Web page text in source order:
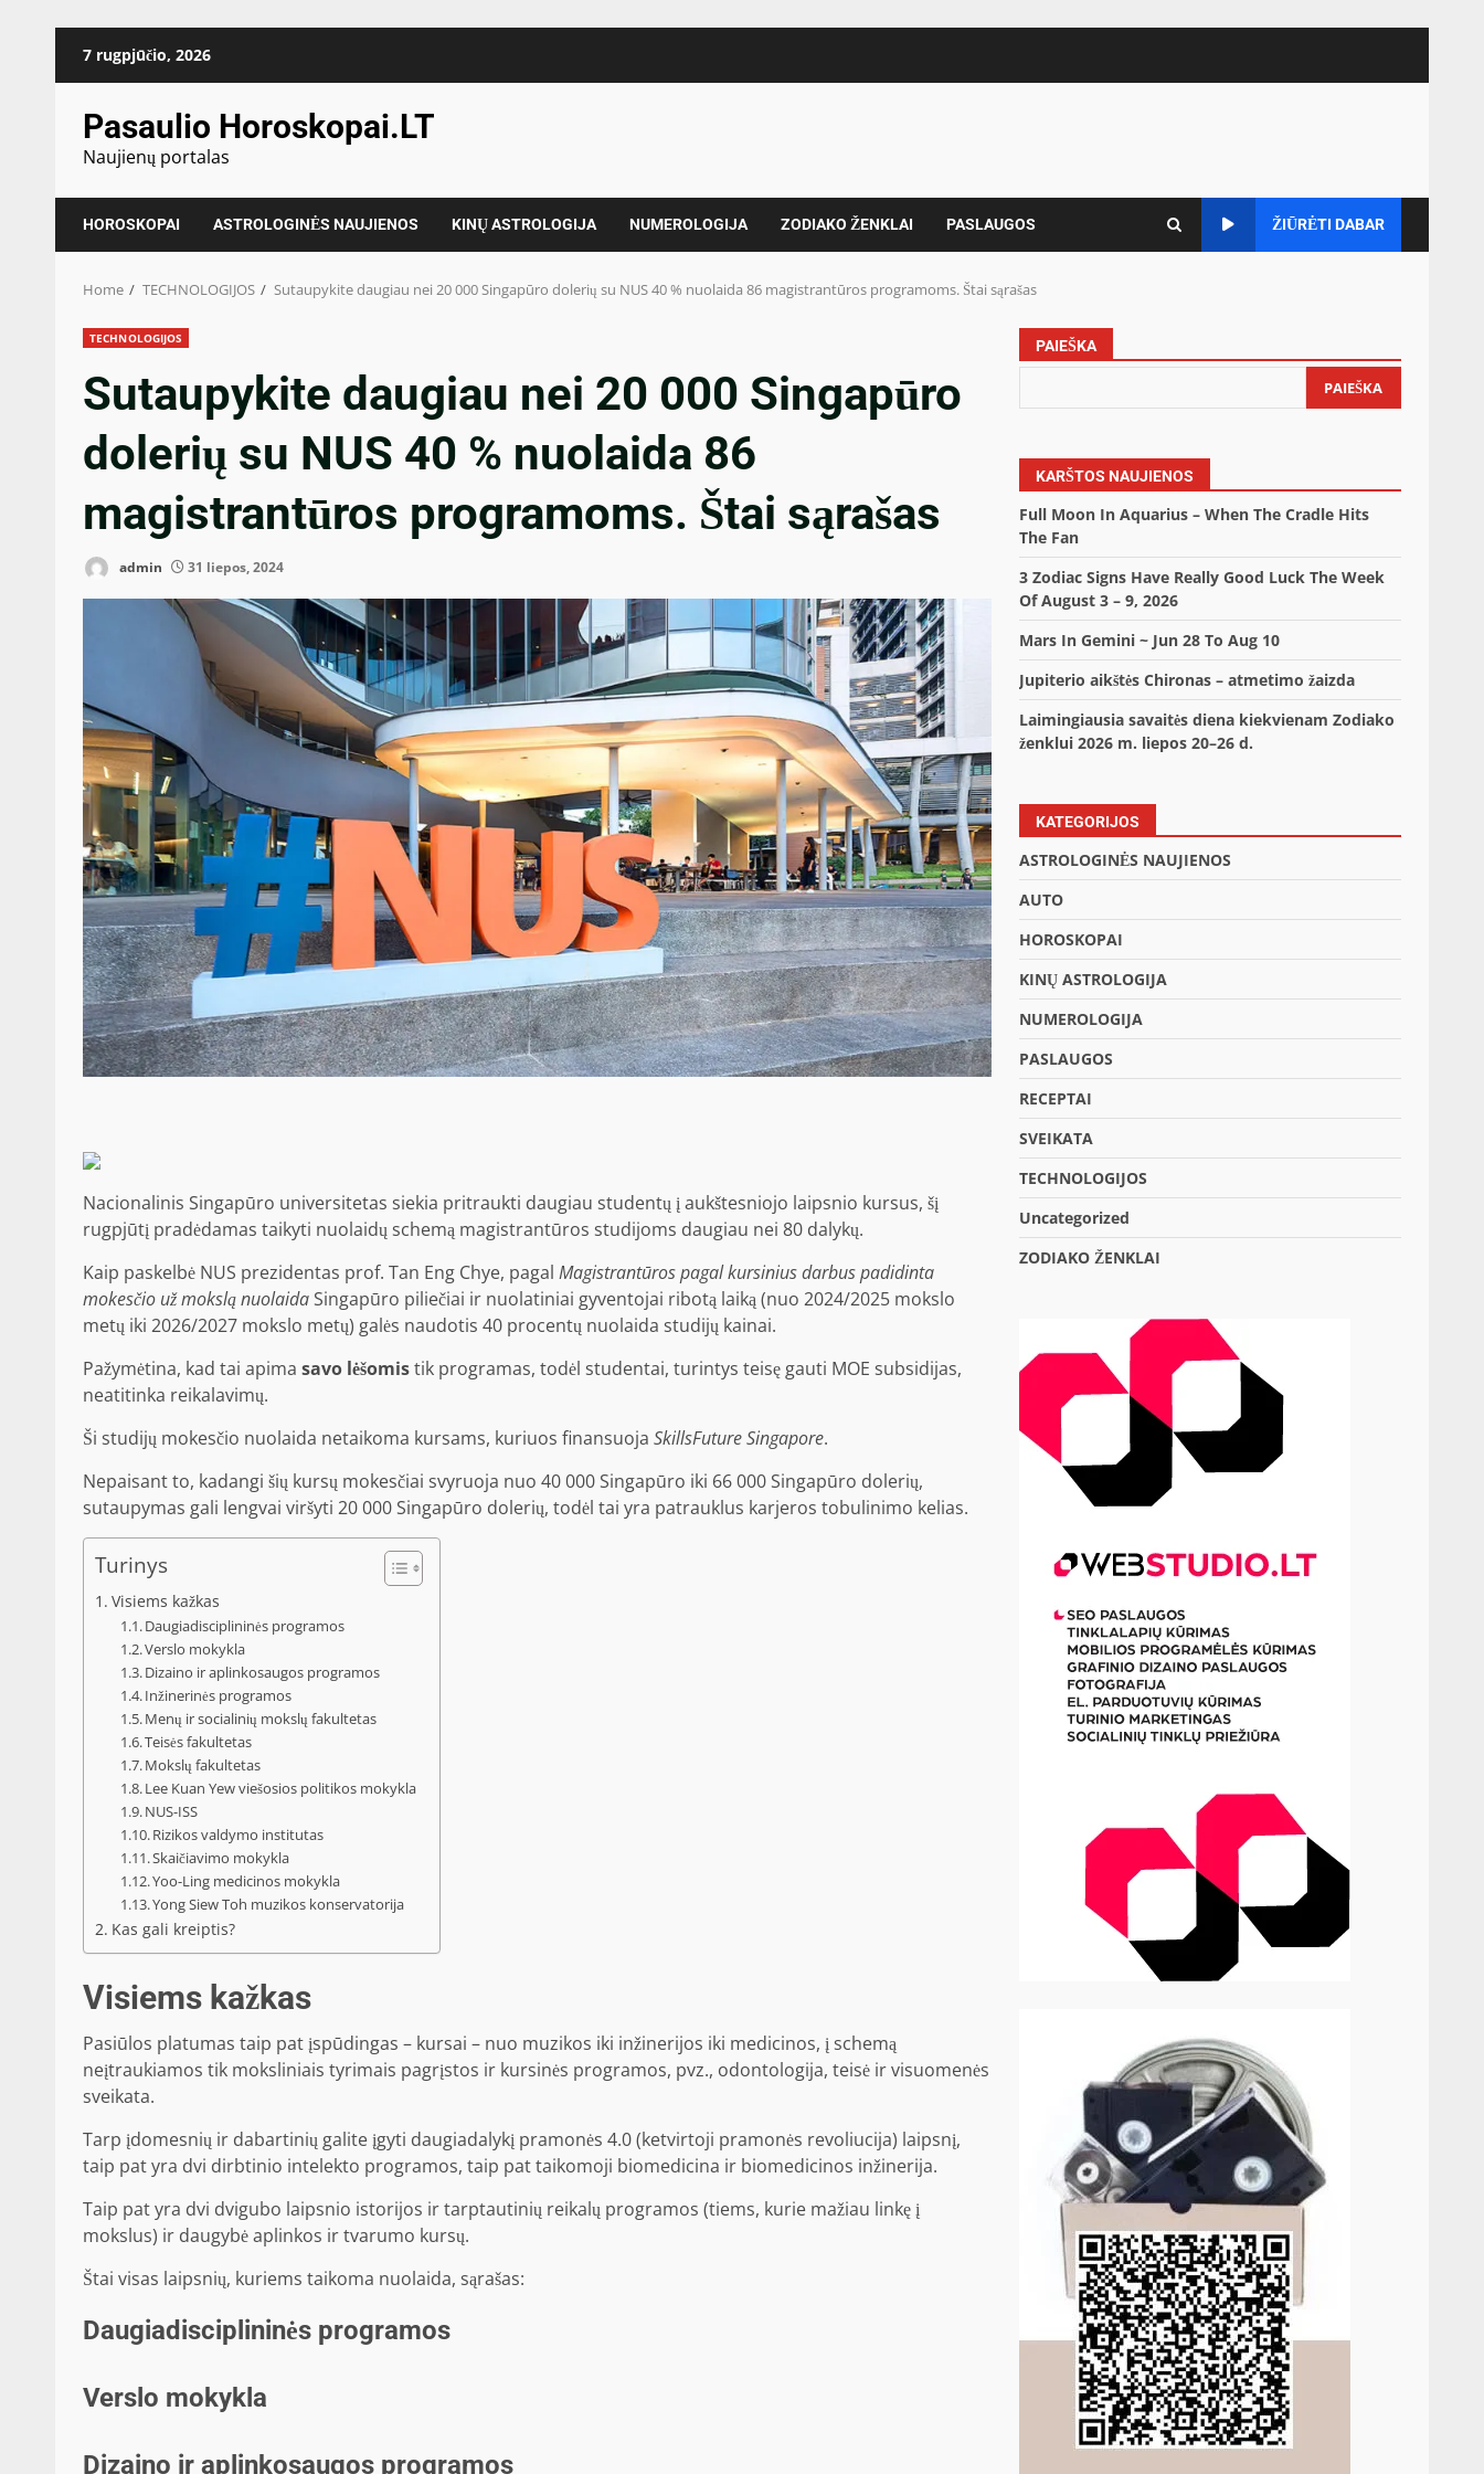
7 rugpjūčio, 2026
Pasaulio Horoskopai.LT
Naujienų portalas
HOROSKOPAI ASTROLOGINĖS NAUJIENOS KINŲ ASTROLOGIJA NUMEROLOGIJA ZODIAKO ŽENKLAI PASLAUGOS ŽIŪRĖTI DABAR
Home TECHNOLOGIJOS Sutaupykite daugiau nei 20 000 Singapūro dolerių su NUS 40 % nuolaida 86 magistrantūros programoms. Štai sąrašas
TECHNOLOGIJOS
Sutaupykite daugiau nei 20 000 Singapūro
dolerių su NUS 40 % nuolaida 86
magistrantūros programoms. Štai sąrašas
admin 31 liepos, 2024
Nacionalinis Singapūro universitetas siekia pritraukti daugiau studentų į aukštesniojo laipsnio kursus, šį
rugpjūtį pradėdamas taikyti nuolaidų schemą magistrantūros studijoms daugiau nei 80 dalykų.
Kaip paskelbė NUS prezidentas prof. Tan Eng Chye, pagal Magistrantūros pagal kursinius darbus padidinta
mokesčio už mokslą nuolaidaSingapūro piliečiai ir nuolatiniai gyventojai ribotą laiką (nuo 2024/2025 mokslo
metų iki 2026/2027 mokslo metų) galės naudotis 40 procentų nuolaida studijų kainai.
Pažymėtina, kad tai apima savo lėšomistik programas, todėl studentai, turintys teisę gauti MOE subsidijas,
neatitinka reikalavimų.
Ši studijų mokesčio nuolaida netaikoma kursams, kuriuos finansuoja SkillsFuture Singapore.
Nepaisant to, kadangi šių kursų mokesčiai svyruoja nuo 40 000 Singapūro iki 66 000 Singapūro dolerių,
sutaupymas gali lengvai viršyti 20 000 Singapūro dolerių, todėl tai yra patrauklus karjeros tobulinimo kelias.
Turinys
Visiems kažkas
Daugiadisciplininės programos
Verslo mokykla
Dizaino ir aplinkosaugos programos
Inžinerinės programos
Menų ir socialinių mokslų fakultetas
Teisės fakultetas
Mokslų fakultetas
Lee Kuan Yew viešosios politikos mokykla
NUS-ISS
Rizikos valdymo institutas
Skaičiavimo mokykla
Yoo-Ling medicinos mokykla
Yong Siew Toh muzikos konservatorija
Kas gali kreiptis?
Visiems kažkas
Pasiūlos platumas taip pat įspūdingas – kursai – nuo ​​muzikos iki inžinerijos iki medicinos, į schemą
neįtraukiamos tik moksliniais tyrimais pagrįstos ir kursinės programos, pvz., odontologija, teisė ir visuomenės
sveikata.
Tarp įdomesnių ir dabartinių galite įgyti daugiadalykį pramonės 4.0 (ketvirtoji pramonės revoliucija) laipsnį,
taip pat yra dvi dirbtinio intelekto programos, taip pat taikomoji biomedicina ir biomedicinos inžinerija.
Taip pat yra dvi dvigubo laipsnio istorijos ir tarptautinių reikalų programos (tiems, kurie mažiau linkę į
mokslus) ir daugybė aplinkos ir tvarumo kursų.
Štai visas laipsnių, kuriems taikoma nuolaida, sąrašas:
Daugiadisciplininės programos
Verslo mokykla
Dizaino ir aplinkosaugos programos
PAIEŠKA
PAIEŠKA
KARŠTOS NAUJIENOS
Full Moon In Aquarius – When The Cradle Hits
The Fan
3 Zodiac Signs Have Really Good Luck The Week
Of August 3 – 9, 2026
Mars In Gemini ~ Jun 28 To Aug 10
Jupiterio aikštės Chironas – atmetimo žaizda
Laimingiausia savaitės diena kiekvienam Zodiako
ženklui 2026 m. liepos 20–26 d.
KATEGORIJOS
ASTROLOGINĖS NAUJIENOS
AUTO
HOROSKOPAI
KINŲ ASTROLOGIJA
NUMEROLOGIJA
PASLAUGOS
RECEPTAI
SVEIKATA
TECHNOLOGIJOS
Uncategorized
ZODIAKO ŽENKLAI